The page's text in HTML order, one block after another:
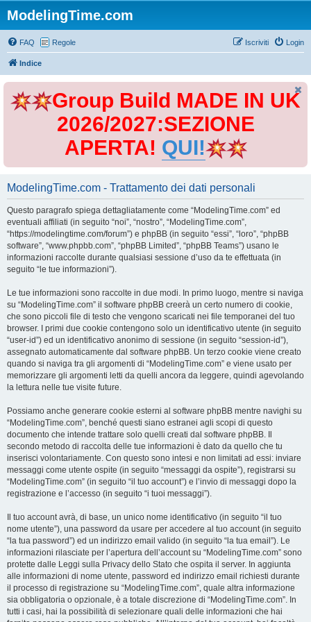
ModelingTime.com
FAQ Regole Login
Iscriviti
Indice
Group Build MADE IN UK
2026/2027:SEZIONE
APERTA! QUI!
ModelingTime.com - Trattamento dei dati personali
Questo paragrafo spiega dettagliatamente come “ModelingTime.com” ed
eventuali affiliati (in seguito “noi”, “nostro”, “ModelingTime.com”,
“https://modelingtime.com/forum”) e phpBB (in seguito “essi”, “loro”, “phpBB
software”, “www.phpbb.com”, “phpBB Limited”, “phpBB Teams”) usano le
informazioni raccolte durante qualsiasi sessione d’uso da te effettuata (in
seguito “le tue informazioni”).
Le tue informazioni sono raccolte in due modi. In primo luogo, mentre si naviga
su “ModelingTime.com” il software phpBB creerà un certo numero di cookie,
che sono piccoli file di testo che vengono scaricati nei file temporanei del tuo
browser. I primi due cookie contengono solo un identificativo utente (in seguito
“user-id”) ed un identificativo anonimo di sessione (in seguito “session-id”),
assegnato automaticamente dal software phpBB. Un terzo cookie viene creato
quando si naviga tra gli argomenti di “ModelingTime.com” e viene usato per
memorizzare gli argomenti letti da quelli ancora da leggere, quindi agevolando
la lettura nelle tue visite future.
Possiamo anche generare cookie esterni al software phpBB mentre navighi su
“ModelingTime.com”, benché questi siano estranei agli scopi di questo
documento che intende trattare solo quelli creati dal software phpBB. Il
secondo metodo di raccolta delle tue informazioni è dato da quello che tu
inserisci volontariamente. Con questo sono intesi e non limitati ad essi: inviare
messaggi come utente ospite (in seguito “messaggi da ospite”), registrarsi su
“ModelingTime.com” (in seguito “il tuo account”) e l’invio di messaggi dopo la
registrazione e l’accesso (in seguito “i tuoi messaggi”).
Il tuo account avrà, di base, un unico nome identificativo (in seguito “il tuo
nome utente”), una password da usare per accedere al tuo account (in seguito
“la tua password”) ed un indirizzo email valido (in seguito “la tua email”). Le
informazioni rilasciate per l’apertura dell’account su “ModelingTime.com” sono
protette dalle Leggi sulla Privacy dello Stato che ospita il server. In aggiunta
alle informazioni di nome utente, password ed indirizzo email richiesti durante
il processo di registrazione su “ModelingTime.com”, quale altra informazione
sia obbligatoria o opzionale, è a totale discrezione di “ModelingTime.com”. In
tutti i casi, hai la possibilità di selezionare quali delle informazioni che hai